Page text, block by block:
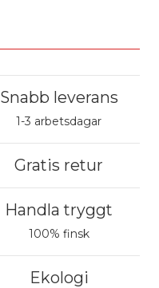
Snabb leverans
1-3 arbetsdagar
Gratis retur
Handla tryggt
100% finsk
Ekologi